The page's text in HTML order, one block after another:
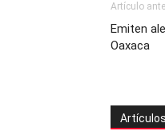
Artículo
Emiten
Oaxaca